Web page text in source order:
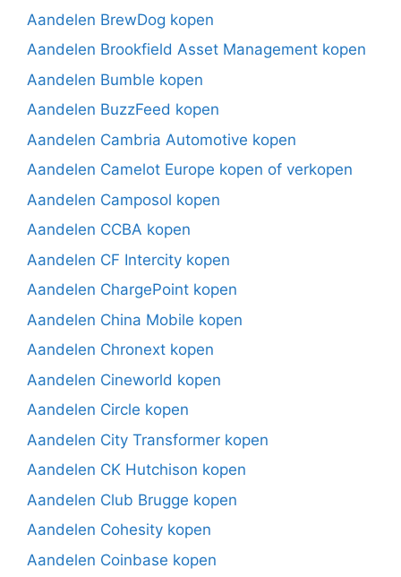
Aandelen BrewDog kopen
Aandelen Brookfield Asset Management kopen
Aandelen Bumble kopen
Aandelen BuzzFeed kopen
Aandelen Cambria Automotive kopen
Aandelen Camelot Europe kopen of verkopen
Aandelen Camposol kopen
Aandelen CCBA kopen
Aandelen CF Intercity kopen
Aandelen ChargePoint kopen
Aandelen China Mobile kopen
Aandelen Chronext kopen
Aandelen Cineworld kopen
Aandelen Circle kopen
Aandelen City Transformer kopen
Aandelen CK Hutchison kopen
Aandelen Club Brugge kopen
Aandelen Cohesity kopen
Aandelen Coinbase kopen